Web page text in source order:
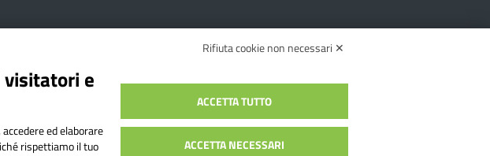
Legali
| P.E.C.: toic84200d@pec.istruzione.it
IPA: istsc_toic84200d | Codice Univoco: UFYI9M
Rifiuta cookie non necessari ✕
e
ed elaborare
rispettiamo il tuo
ACCETTA TUTTO
ACCETTA NECESSARI